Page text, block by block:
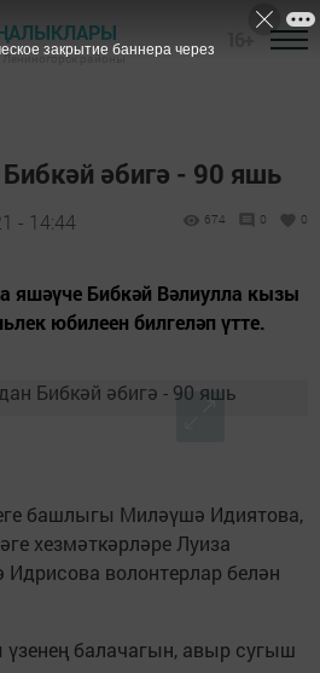
Лениногорск районы
әбигә - 90 яшь
- 14:44 674 0 0
яшәүче Бибкәй Вәлиулла кызы
юбилеен билгеләп үтте.
башлыгы Миләүшә Идиятова,
хезмәткәрләре Луиза
волонтерлар белән
балачагын, авыр сугыш
закрытие баннера через